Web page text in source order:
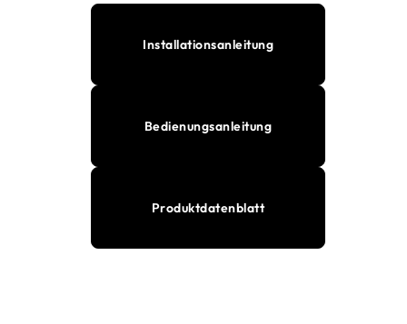
Installationsanleitung
Bedienungsanleitung
Produktdatenblatt